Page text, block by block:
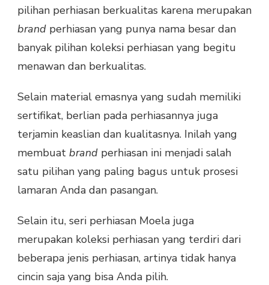
pilihan perhiasan berkualitas karena merupakan
brand perhiasan yang punya nama besar dan
banyak pilihan koleksi perhiasan yang begitu
menawan dan berkualitas.
Selain material emasnya yang sudah memiliki
sertifikat, berlian pada perhiasannya juga
terjamin keaslian dan kualitasnya. Inilah yang
membuat brand perhiasan ini menjadi salah
satu pilihan yang paling bagus untuk prosesi
lamaran Anda dan pasangan.
Selain itu, seri perhiasan Moela juga
merupakan koleksi perhiasan yang terdiri dari
beberapa jenis perhiasan, artinya tidak hanya
cincin saja yang bisa Anda pilih.